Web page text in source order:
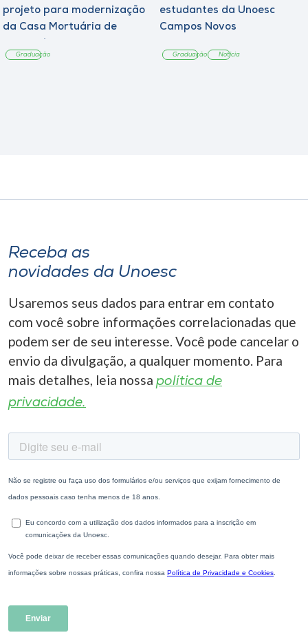
projeto para modernização
da Casa Mortuária de
Graduação
estudantes da Unoesc
Campos Novos
Graduação Notícia
Receba as
novidades da Unoesc
Usaremos seus dados para entrar em contato
com você sobre informações correlacionadas que
podem ser de seu interesse. Você pode cancelar o
envio da divulgação, a qualquer momento. Para
mais detalhes, leia nossa política de
privacidade.